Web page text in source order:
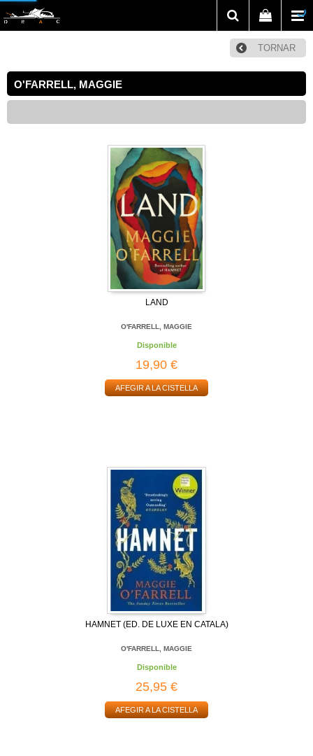
TORNAR
O'FARRELL, MAGGIE
LAND
O'FARRELL, MAGGIE
Disponible
19,90 €
AFEGIR A LA CISTELLA
HAMNET (ED. DE LUXE EN CATALA)
O'FARRELL, MAGGIE
Disponible
25,95 €
AFEGIR A LA CISTELLA